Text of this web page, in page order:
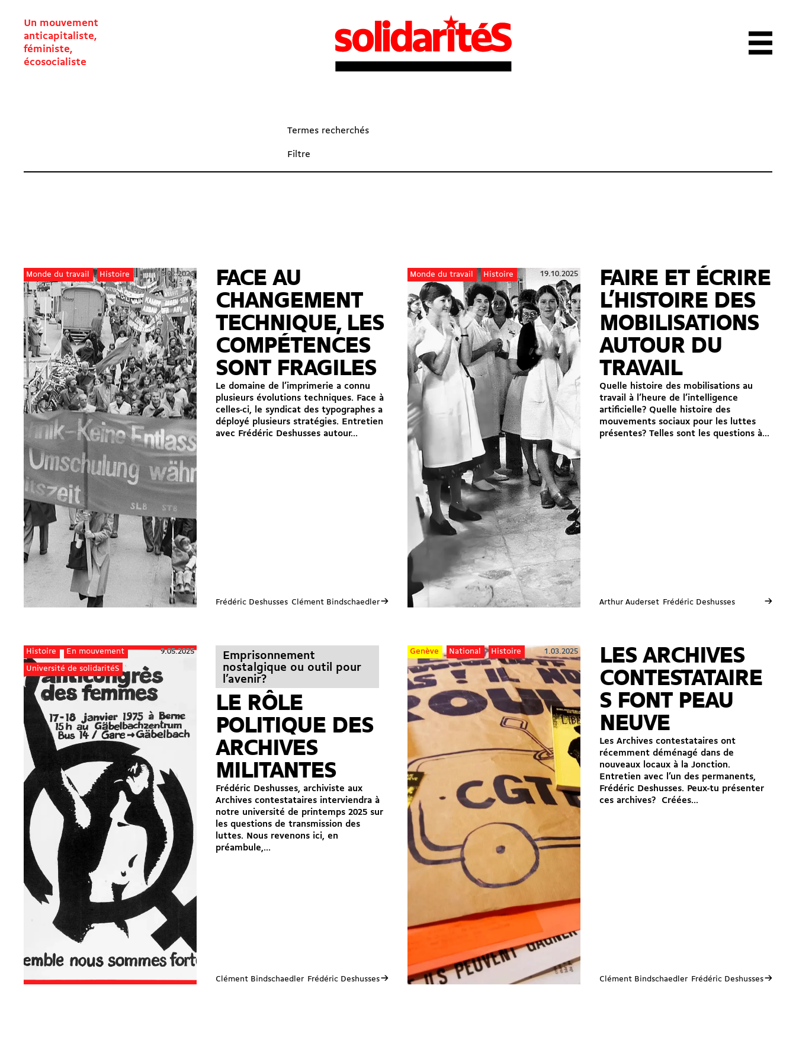
Un mouvement
anticapitaliste,
féministe,
écosocialiste
Termes recherchés
Filtre
Monde du travail Histoire 15.02.2026
FACE AU
CHANGEMENT
TECHNIQUE, LES
COMPÉTENCES
SONT FRAGILES
Le domaine de l’imprimerie a connu
plusieurs évolutions techniques. Face à
celles-ci, le syndicat des typographes a
déployé plusieurs stratégies. Entretien
avec Frédéric Deshusses autour...
Frédéric Deshusses Clément Bindschaedler→
Monde du travail Histoire 19.10.2025
FAIRE ET ÉCRIRE
L’HISTOIRE DES
MOBILISATIONS
AUTOUR DU
TRAVAIL
Quelle histoire des mobilisations au
travail à l’heure de l’intelligence
artificielle? Quelle histoire des
mouvements sociaux pour les luttes
présentes? Telles sont les questions à...
Arthur Auderset Frédéric Deshusses →
Histoire
En mouvement
Université de solidaritéS
9.05.2025
Emprisonnement
nostalgique ou outil pour
l’avenir?
LE RÔLE
POLITIQUE DES
ARCHIVES
MILITANTES
Frédéric Deshusses, archiviste aux
Archives contestataires interviendra à
notre université de printemps 2025 sur
les questions de transmission des
luttes. Nous revenons ici, en
préambule,...
Clément Bindschaedler Frédéric Deshusses→
Genève National Histoire 1.03.2025
LES ARCHIVES
CONTESTATAIRE
S FONT PEAU
NEUVE
Les Archives contestataires ont
récemment déménagé dans de
nouveaux locaux à la Jonction.
Entretien avec l’un des permanents,
Frédéric Deshusses. Peux-tu présenter
ces archives? Créées...
Clément Bindschaedler Frédéric Deshusses→